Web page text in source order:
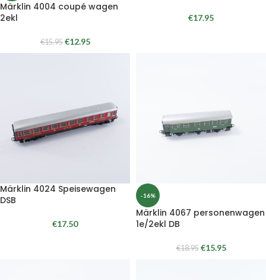
Märklin 4004 coupé wagen
2ekl
€15.95 €12.95
€17.95
Märklin 4024 Speisewagen
DSB
€17.50
-16%
Märklin 4067 personenwagen
1e/2ekl DB
€18.95 €15.95